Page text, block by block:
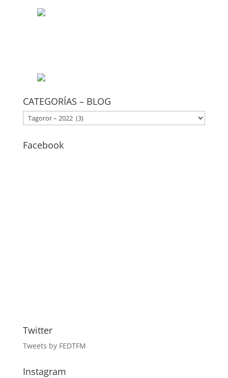
CATEGORÍAS – BLOG
CATEGORÍAS
–
BLOG
Facebook
Twitter
Tweets by FEDTFM
Instagram